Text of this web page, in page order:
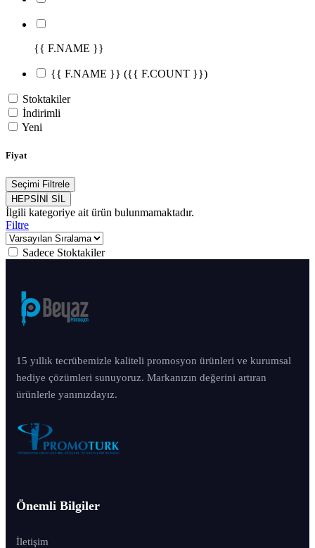
{{ F.NAME }}
{{ F.NAME }} ({{ F.COUNT }})
Stoktakiler
İndirimli
Yeni
Fiyat
Seçimi Filtrele
HEPSİNİ SİL
İlgili kategoriye ait ürün bulunmamaktadır.
Filtre
Sadece Stoktakiler
15 yıllık tecrübemizle kaliteli promosyon ürünleri ve kurumsal
hediye çözümleri sunuyoruz. Markanızın değerini artıran
ürünlerle yanınızdayız.
Önemli Bilgiler
İletişim